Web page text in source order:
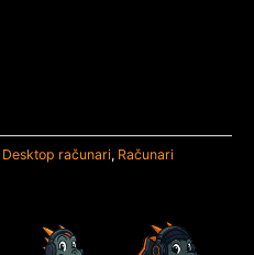
Desktop računari, Računari